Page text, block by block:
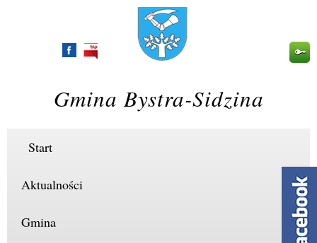
Przejdź
Gmina Bystra-Sidzina
Start
Aktualności
Gmina